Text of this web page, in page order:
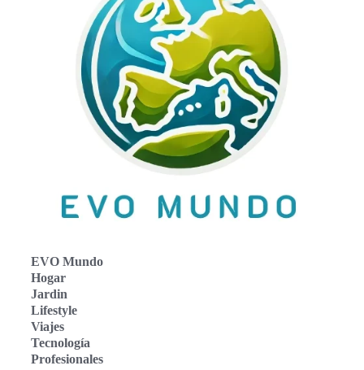
EVO Mundo
Hogar
Jardin
Lifestyle
Viajes
Tecnología
Profesionales